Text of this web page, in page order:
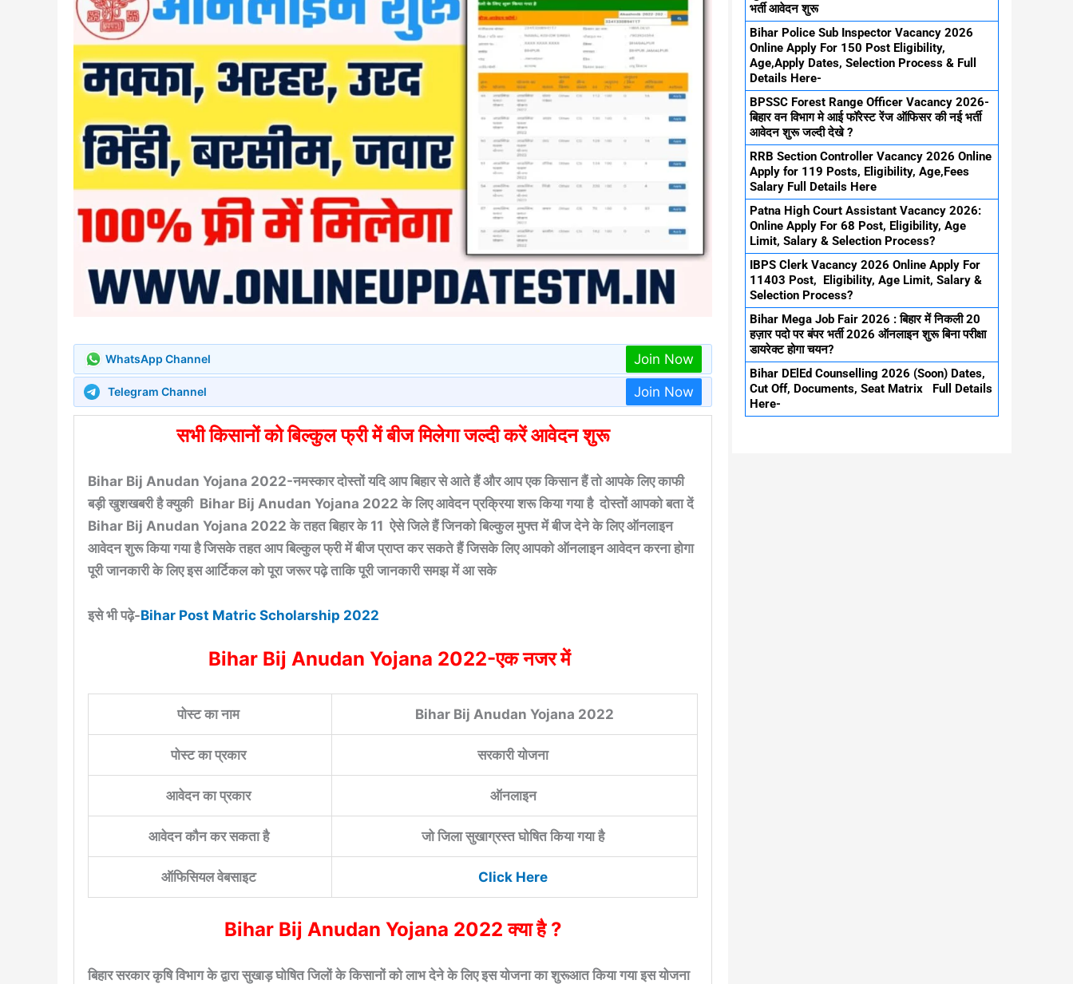
WhatsApp Channel Join Now
Telegram Channel Join Now
सभी किसानों को बिल्कुल फ्री में बीज मिलेगा जल्दी करें आवेदन शुरू
Bihar Bij Anudan Yojana 2022-नमस्कार दोस्तों यदि आप बिहार से आते हैं और आप एक किसान हैं तो आपके लिए काफी
बड़ी खुशखबरी है क्युकी Bihar Bij Anudan Yojana 2022 के लिए आवेदन प्रक्रिया शरू किया गया है दोस्तों आपको बता दें
Bihar Bij Anudan Yojana 2022 के तहत बिहार के 11 ऐसे जिले हैं जिनको बिल्कुल मुफ्त में बीज देने के लिए ऑनलाइन
आवेदन शुरू किया गया है जिसके तहत आप बिल्कुल फ्री में बीज प्राप्त कर सकते हैं जिसके लिए आपको ऑनलाइन आवेदन करना होगा
पूरी जानकारी के लिए इस आर्टिकल को पूरा जरूर पढ़े ताकि पूरी जानकारी समझ में आ सके
इसे भी पढ़े-Bihar Post Matric Scholarship 2022
Bihar Bij Anudan Yojana 2022-एक नजर में
पोस्ट का नाम Bihar Bij Anudan Yojana 2022
पोस्ट का प्रकार सरकारी योजना
आवेदन का प्रकार ऑनलाइन
आवेदन कौन कर सकता है जो जिला सुखाग्रस्त घोषित किया गया है
ऑफिसियल वेबसाइट Click Here
Bihar Bij Anudan Yojana 2022 क्या है ?
बिहार सरकार कृषि विभाग के द्वारा सुखाड़ घोषित जिलों के किसानों को लाभ देने के लिए इस योजना का शुरूआत किया गया इस योजना
भर्ती आवेदन शुरू
Bihar Police Sub Inspector Vacancy 2026
Online Apply For 150 Post Eligibility,
Age,Apply Dates, Selection Process & Full
Details Here-
BPSSC Forest Range Officer Vacancy 2026-
बिहार वन विभाग मे आई फॉरेस्ट रेंज ऑफिसर की नई भर्ती
आवेदन शुरू जल्दी देखे ?
RRB Section Controller Vacancy 2026 Online
Apply for 119 Posts, Eligibility, Age,Fees
Salary Full Details Here
Patna High Court Assistant Vacancy 2026:
Online Apply For 68 Post, Eligibility, Age
Limit, Salary & Selection Process?
IBPS Clerk Vacancy 2026 Online Apply For
11403 Post, Eligibility, Age Limit, Salary &
Selection Process?
Bihar Mega Job Fair 2026 : बिहार में निकली 20
हज़ार पदो पर बंपर भर्ती 2026 ऑनलाइन शुरू बिना परीक्षा
डायरेक्ट होगा चयन?
Bihar DElEd Counselling 2026 (Soon) Dates,
Cut Off, Documents, Seat Matrix Full Details
Here-